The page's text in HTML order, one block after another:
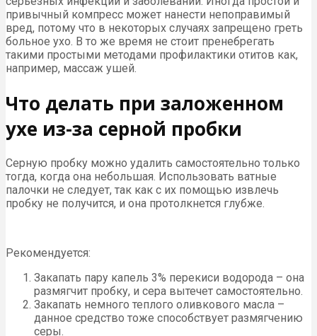
привычный компресс может нанести непоправимый
вред, потому что в некоторых случаях запрещено греть
больное ухо. В то же время не стоит пренебрегать
такими простыми методами профилактики отитов как,
например, массаж ушей.
Что делать при заложенном
ухе из-за серной пробки
Серную пробку можно удалить самостоятельно только
тогда, когда она небольшая. Использовать ватные
палочки не следует, так как с их помощью извлечь
пробку не получится, и она протолкнется глубже.
Рекомендуется:
Закапать пару капель 3% перекиси водорода – она
размягчит пробку, и сера вытечет самостоятельно.
Закапать немного теплого оливкового масла –
данное средство тоже способствует размягчению
серы.